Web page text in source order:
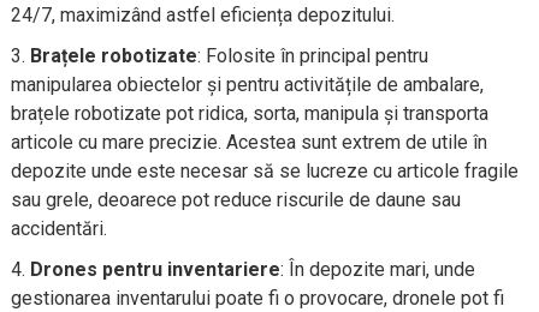
24/7, maximizând astfel eficiența depozitului.
Brațele robotizate: Folosite în principal pentru
manipularea obiectelor și pentru activitățile de ambalare,
brațele robotizate pot ridica, sorta, manipula și transporta
articole cu mare precizie. Acestea sunt extrem de utile în
depozite unde este necesar să se lucreze cu articole fragile
sau grele, deoarece pot reduce riscurile de daune sau
accidentări.
Drones pentru inventariere: În depozite mari, unde
gestionarea inventarului poate fi o provocare, dronele pot fi